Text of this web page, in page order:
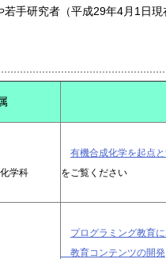
手研究者（平成29年4月1日
学科
有機合成化学を起点
をご覧ください
プログラミング教育
教育コンテンツの開発